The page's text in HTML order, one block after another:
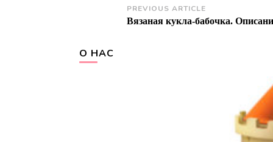
Post
Navigation
PREVIOUS ARTICLE
Вязаная кукла-бабочка.
О НАС